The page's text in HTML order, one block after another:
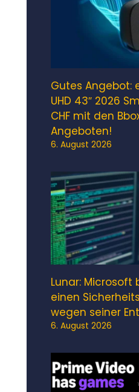
Gutes Angebot:
UHD 43″ 2026
CHF mit den
Angeboten!
6. August 2026
Lunar: Microsoft
einen
wegen seiner
6. August 2026